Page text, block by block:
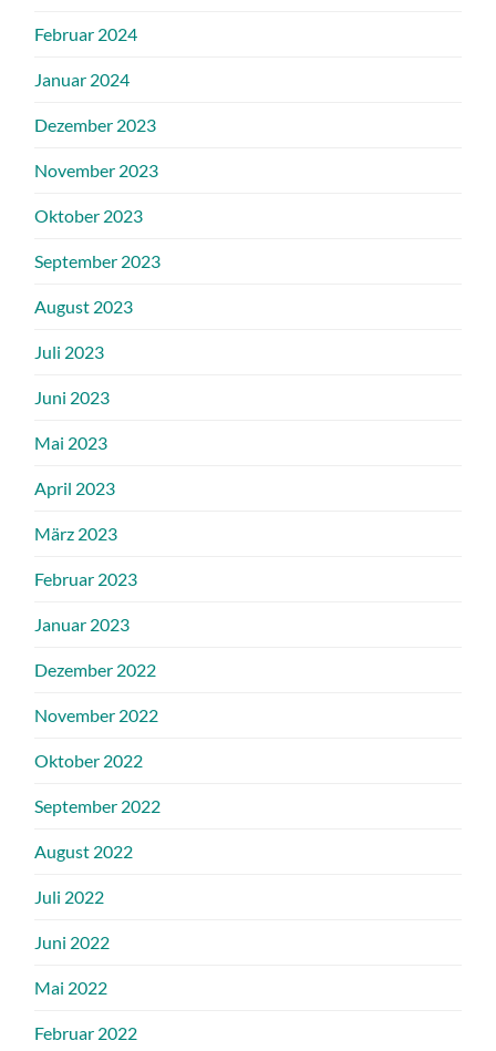
Februar 2024
Januar 2024
Dezember 2023
November 2023
Oktober 2023
September 2023
August 2023
Juli 2023
Juni 2023
Mai 2023
April 2023
März 2023
Februar 2023
Januar 2023
Dezember 2022
November 2022
Oktober 2022
September 2022
August 2022
Juli 2022
Juni 2022
Mai 2022
Februar 2022